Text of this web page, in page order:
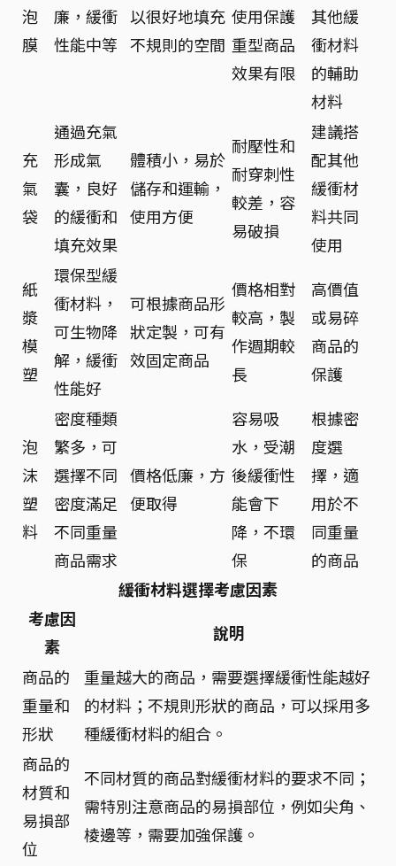
泡
膜
廉，緩衝
性能中等
以很好地填充
不規則的空間
使用保護
重型商品
效果有限
其他緩
衝材料
的輔助
材料
充
氣
袋
通過充氣
形成氣
囊，良好
的緩衝和
填充效果
體積小，易於
儲存和運輸，
使用方便
耐壓性和
耐穿刺性
較差，容
易破損
建議搭
配其他
緩衝材
料共同
使用
紙
漿
模
塑
環保型緩
衝材料，
可生物降
解，緩衝
性能好
可根據商品形
狀定製，可有
效固定商品
價格相對
較高，製
作週期較
長
高價值
或易碎
商品的
保護
泡
沫
塑
料
密度種類
繁多，可
選擇不同
密度滿足
不同重量
商品需求
價格低廉，方
便取得
容易吸
水，受潮
後緩衝性
能會下
降，不環
保
根據密
度選
擇，適
用於不
同重量
的商品
緩衝材料選擇考慮因素
考慮因
素
說明
商品的
重量和
形狀
重量越大的商品，需要選擇緩衝性能越好
的材料；不規則形狀的商品，可以採用多
種緩衝材料的組合。
商品的
材質和
易損部
位
不同材質的商品對緩衝材料的要求不同；
需特別注意商品的易損部位，例如尖角、
棱邊等，需要加強保護。